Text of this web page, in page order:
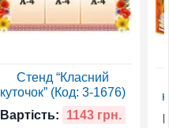
Стенд “Класний
куточок” (Код: 3-1676)
Вартість:
1143 грн.